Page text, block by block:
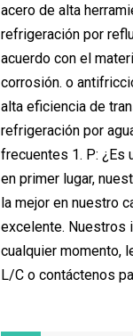
acero de alta
refrigeración por
acuerdo con el
corrosión. o
alta eficiencia de
refrigeración por
frecuentes 1. P: ¿Es
en primer lugar,
la mejor en nuestro
excelente. Nuestros
cualquier momento,
L/C o contáctenos